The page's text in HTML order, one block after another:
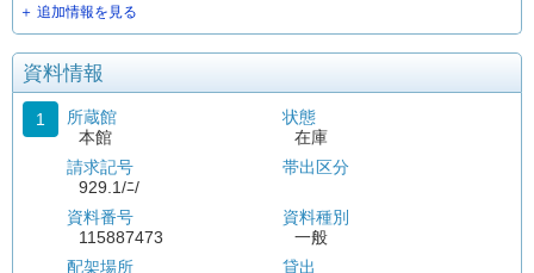
＋ 追加情報を見る
資料情報
1
所蔵館
本館
請求記号
929.1/ﾆ/
資料番号
115887473
配架場所
状態
在庫
帯出区分
資料種別
一般
貸出